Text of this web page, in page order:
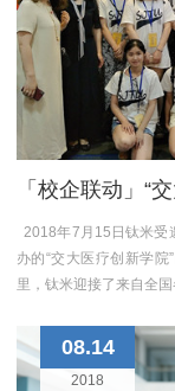
2018年7月15日钛米受
办的“交大医疗创新学
里，钛米迎接了来自全
08.14
2018